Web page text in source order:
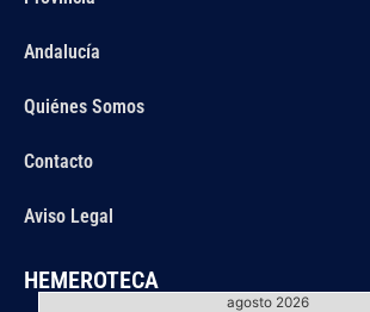
Andalucía
Quiénes Somos
Contacto
Aviso Legal
HEMEROTECA
agosto 2026